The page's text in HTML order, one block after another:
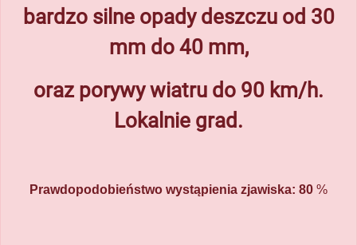
bardzo silne opady deszczu od 30
mm do 40 mm,
oraz porywy wiatru do 90 km/h.
Lokalnie grad.
Prawdopodobieństwo wystąpienia zjawiska: 80 %